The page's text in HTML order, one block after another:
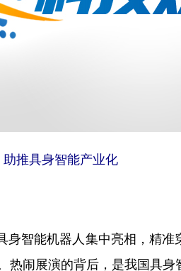
推具身智能产业化
智能机器人集中亮相，精准
热闹展演的背后，是我国具